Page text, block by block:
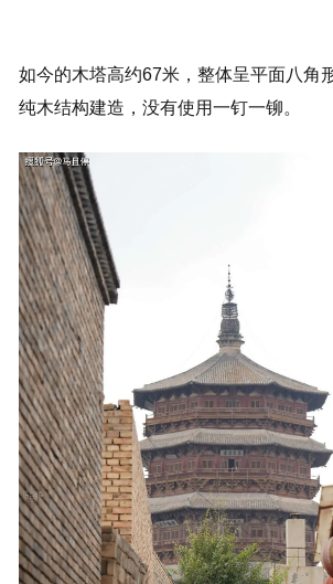
如今的木塔高约67米，整体呈平面八角
纯木结构建造，没有使用一钉一铆。